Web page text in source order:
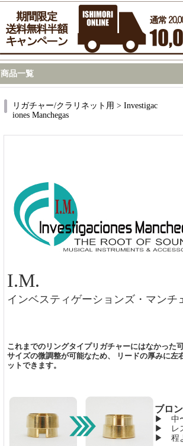
商品一覧
リガチャー/クラリネット用 > Investigac
iones Manchegas
I.M.
インベスティゲーションズ・マンチ
これまでのリングタイプリガチャーにはなかった
サイズの微調整が可能なため、 リードの厚みに左
ットできます。
ブロ
▶ 中〜
▶ レス
▶ 程